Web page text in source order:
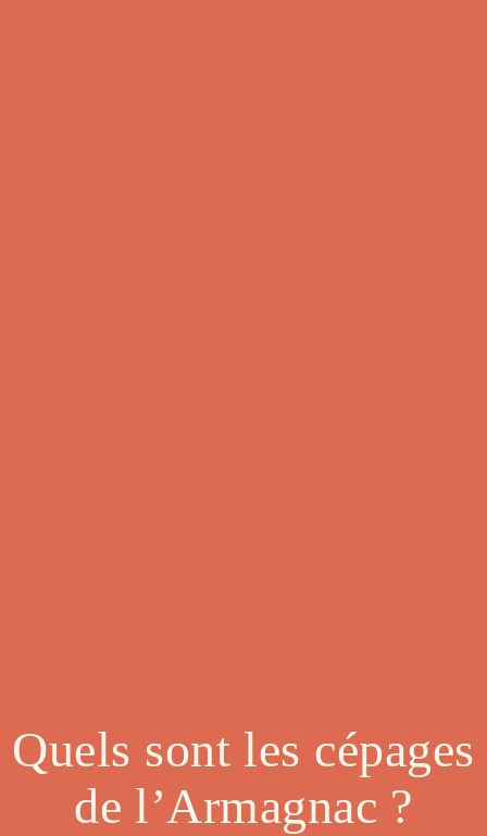
Quels sont les cépages
de l’Armagnac ?